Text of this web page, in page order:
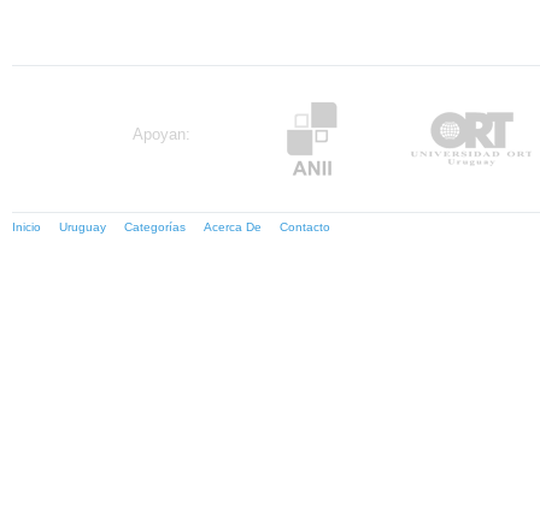
Apoyan:
Inicio Uruguay Categorías Acerca De Contacto